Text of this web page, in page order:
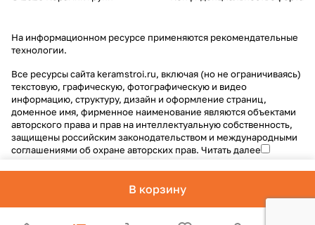
В корзину
На информационном ресурсе применяются рекомендательные
технологии.
Все ресурсы сайта keramstroi.ru, включая (но не ограничиваясь)
текстовую, графическую, фотографическую и видео
информацию, структуру, дизайн и оформление страниц,
доменное имя, фирменное наименование являются объектами
авторского права и прав на интеллектуальную собственность,
защищены российским законодательством и международными
соглашениями об охране авторских прав. Читать далее